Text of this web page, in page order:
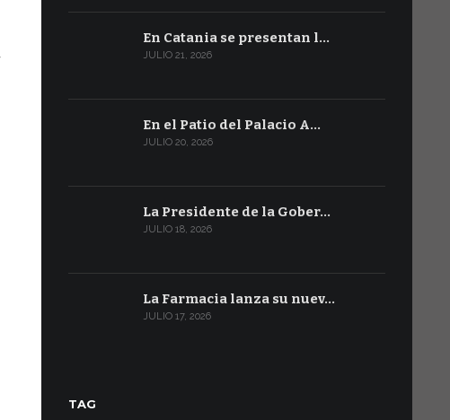
En Catania se presentan l…
JULIO 21, 2026
En el Patio del Palacio A…
JULIO 20, 2026
La Presidente de la Gober…
JULIO 18, 2026
La Farmacia lanza su nuev…
JULIO 17, 2026
TAG